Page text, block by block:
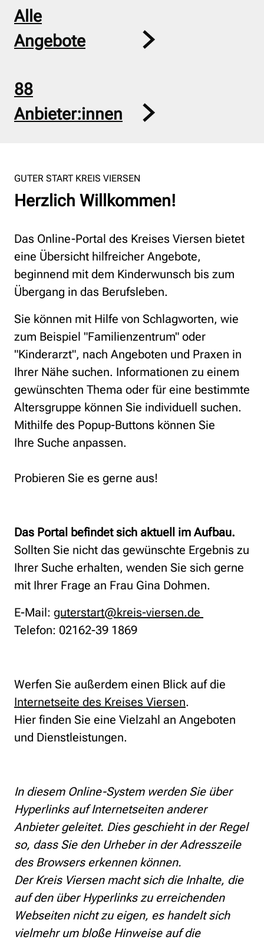
Alle
Angebote
88
Anbieter:innen
GUTER START KREIS VIERSEN
Herzlich Willkommen!
Das Online-Portal des Kreises Viersen bietet
eine Übersicht hilfreicher Angebote,
beginnend mit dem Kinderwunsch bis zum
Übergang in das Berufsleben.
Sie können mit Hilfe von Schlagworten, wie
zum Beispiel "Familienzentrum" oder
"Kinderarzt", nach Angeboten und Praxen in
Ihrer Nähe suchen. Informationen zu einem
gewünschten Thema oder für eine bestimmte
Altersgruppe können Sie individuell suchen.
Mithilfe des Popup-Buttons können Sie
Ihre Suche anpassen.
Probieren Sie es gerne aus!
Das Portal befindet sich aktuell im Aufbau.
Sollten Sie nicht das gewünschte Ergebnis zu
Ihrer Suche erhalten, wenden Sie sich gerne
mit Ihrer Frage an Frau Gina Dohmen.
E-Mail: guterstart@kreis-viersen.de
Telefon: 02162-39 1869
Werfen Sie außerdem einen Blick auf die
Internetseite des Kreises Viersen.
Hier finden Sie eine Vielzahl an Angeboten
und Dienstleistungen.
In diesem Online-System werden Sie über
Hyperlinks auf Internetseiten anderer
Anbieter geleitet. Dies geschieht in der Regel
so, dass Sie den Urheber in der Adresszeile
des Browsers erkennen können.
Der Kreis Viersen macht sich die Inhalte, die
auf den über Hyperlinks zu erreichenden
Webseiten nicht zu eigen, es handelt sich
vielmehr um bloße Hinweise auf die